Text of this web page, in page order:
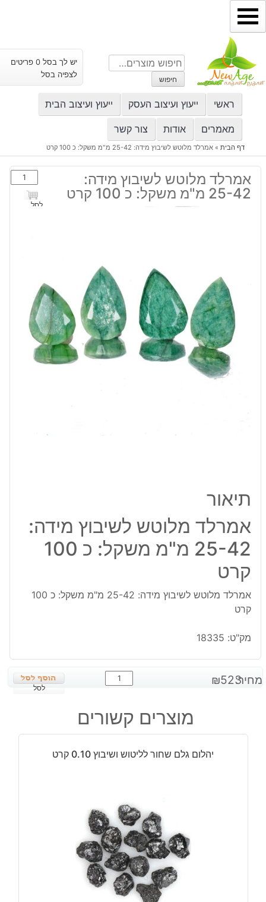
דילוג
לתוכן
חיפוש
עבור:
חיפוש
יש לך בסל 0 פריטים
לצפיה בסל
ראשי ייעוץ ועיצוב העסק ייעוץ ועיצוב הבית
מאמרים אודות צור קשר
דף הבית» אמרלד מלוטש לשיבוץ מידה: 25-42 מ"מ משקל: כ 100 קרט
אמרלד מלוטש לשיבוץ מידה:
25-42 מ"מ משקל: כ 100 קרט
כמות
של
אמרלד
מ"מ
משקל:
כ
100
קרט
לסל
תיאור
אמרלד מלוטש לשיבוץ מידה:
25-42 מ"מ משקל: כ 100
קרט
אמרלד מלוטש לשיבוץ מידה: 25-42 מ"מ משקל: כ 100
קרט
מק"ט: 18335
מחיר: ₪523
כמות
של
מלוטש
לשיבוץ
25-
משקל:
כ
100
קרט
לסל
מוצרים קשורים
יהלום גלם שחור לליטוש ושיבוץ 0.10 קרט